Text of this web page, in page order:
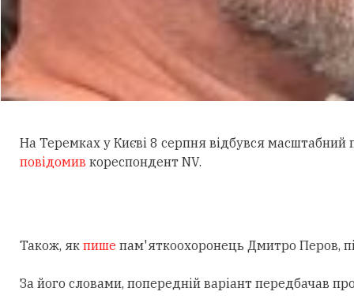
На Теремках у Києві 8 серпня відбувся масштабний
повідомив кореспондент NV.
Також, як пише пам'яткоохоронець Дмитро Перов,
За його словами, попередній варіант передбачав